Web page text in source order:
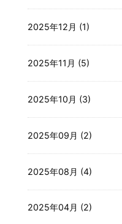
2025年12月 (1)
2025年11月 (5)
2025年10月 (3)
2025年09月 (2)
2025年08月 (4)
2025年04月 (2)